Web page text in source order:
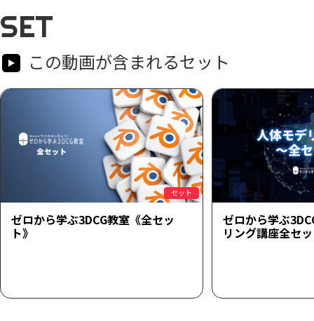
SET
この動画が含まれるセット
セット
ゼロから学ぶ3DCG教室《全セッ
ト》
ゼロから学ぶ
リング講座全セ